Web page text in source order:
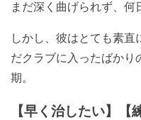
まだ深く曲げられず、何
しかし、彼はとても素直
だクラブに入ったばかり
期。
【早く治したい】